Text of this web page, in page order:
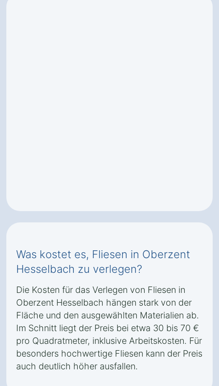
Was kostet es, Fliesen in Oberzent
Hesselbach zu verlegen?
Die Kosten für das Verlegen von Fliesen in
Oberzent Hesselbach hängen stark von der
Fläche und den ausgewählten Materialien ab.
Im Schnitt liegt der Preis bei etwa 30 bis 70 €
pro Quadratmeter, inklusive Arbeitskosten. Für
besonders hochwertige Fliesen kann der Preis
auch deutlich höher ausfallen.